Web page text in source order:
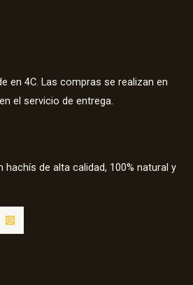
en 4C. Las compras se realizan en
el servicio de entrega.
hachís de alta calidad, 100% natural y